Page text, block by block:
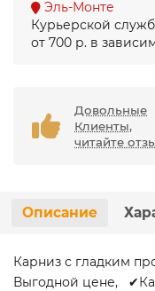
Эль-Монте
Курьерской
от 700 р. в
Довольные
Клиенты,
читайте
Описание
Карниз с гладким
Выгодной цене,